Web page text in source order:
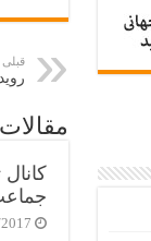
قبلی